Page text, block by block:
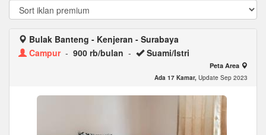
Bulak Banteng - Kenjeran - Surabaya
Campur- 900 rb/bulan - Suami/Istri
Peta Area
Ada 17 Kamar, Update Sep 2023